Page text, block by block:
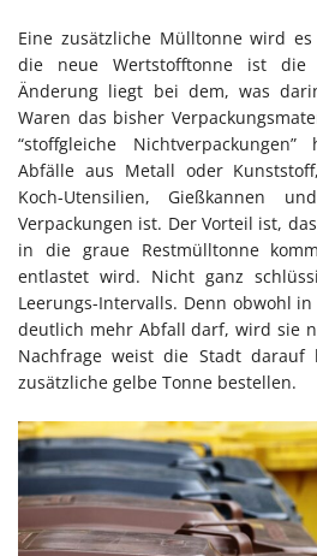
Eine zusätzliche Mülltonne wird
die neue Wertstofftonne ist
Änderung liegt bei dem, was
Waren das bisher
“stoffgleiche
Abfälle aus Metall oder
Koch-Utensilien, Gießkannen
Verpackungen ist. Der Vorteil ist,
in die graue Restmülltonne
entlastet wird. Nicht ganz
Leerungs-Intervalls. Denn obwohl
deutlich mehr Abfall darf, wird sie
Nachfrage weist die Stadt
zusätzliche gelbe Tonne bestellen.